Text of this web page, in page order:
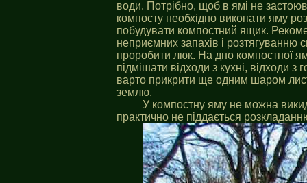
води. Потрібно, щоб в ямі не
компосту необхідно викопати яму
побудувати компостний ящик.
неприємних запахів і розтягуванню
проробити люк. На дно компостної
підмішати відходи з кухні, відходи
варто прикрити ще одним шаром
землю.
У компостну яму не можна
практично не піддається